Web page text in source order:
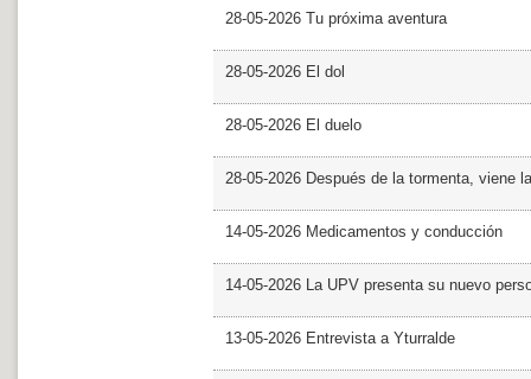
28-05-2026 Tu próxima aventura
28-05-2026 El dol
28-05-2026 El duelo
28-05-2026 Después de la tormenta, viene
14-05-2026 Medicamentos y conducción
14-05-2026 La UPV presenta su nuevo
13-05-2026 Entrevista a Yturralde